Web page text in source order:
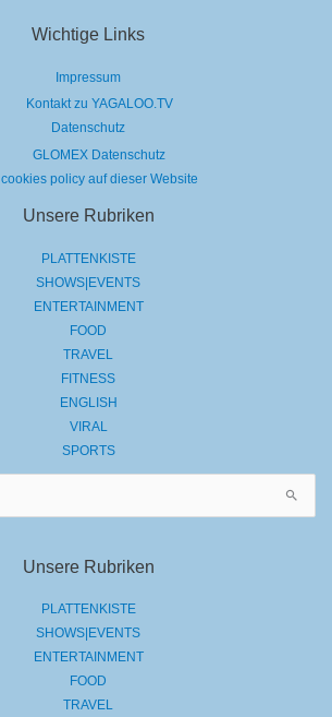
Wichtige Links
Impressum
Kontakt zu YAGALOO.TV
Datenschutz
GLOMEX Datenschutz
cookies policy auf dieser Website
Unsere Rubriken
PLATTENKISTE
SHOWS|EVENTS
ENTERTAINMENT
FOOD
TRAVEL
FITNESS
ENGLISH
VIRAL
SPORTS
Unsere Rubriken
PLATTENKISTE
SHOWS|EVENTS
ENTERTAINMENT
FOOD
TRAVEL